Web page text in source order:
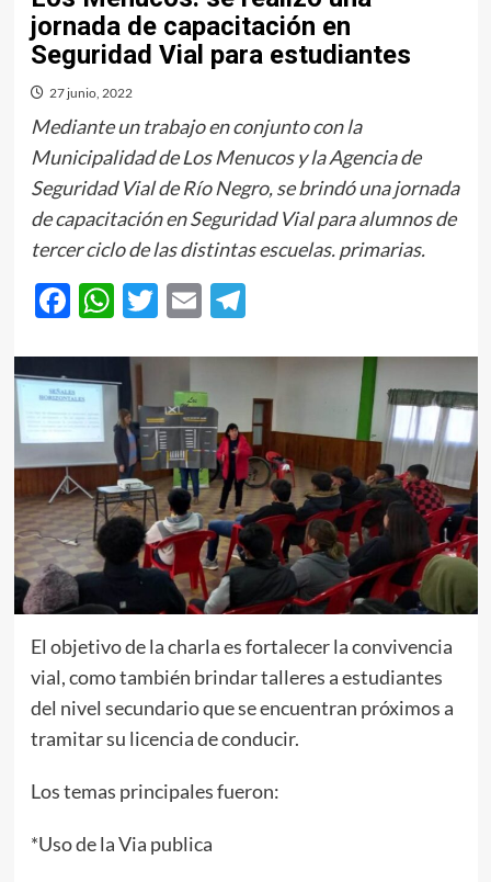
jornada de capacitación en
Seguridad Vial para estudiantes
27 junio, 2022
Mediante un trabajo en conjunto con la
Municipalidad de Los Menucos y la Agencia de
Seguridad Vial de Río Negro, se brindó una jornada
de capacitación en Seguridad Vial para alumnos de
tercer ciclo de las distintas escuelas. primarias.
Facebook
WhatsApp
Twitter
EmailTelegram
El objetivo de la charla es fortalecer la convivencia
vial, como también brindar talleres a estudiantes
del nivel secundario que se encuentran próximos a
tramitar su licencia de conducir.
Los temas principales fueron:
*Uso de la Via publica